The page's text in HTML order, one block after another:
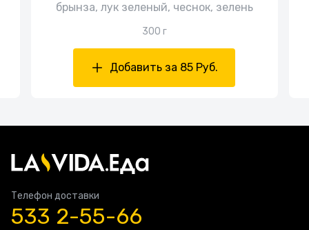
брынза, лук зеленый, чеснок, зелень
300 г
Добавить за 85 Руб.
Телефон доставки
533 2-55-66